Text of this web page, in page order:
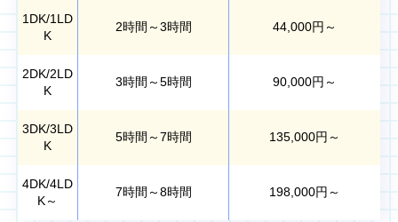
1DK/1LD
K
2時間～3時間 44,000円～
2DK/2LD
K
3時間～5時間 90,000円～
3DK/3LD
K
5時間～7時間 135,000円～
4DK/4LD
K～
7時間～8時間 198,000円～